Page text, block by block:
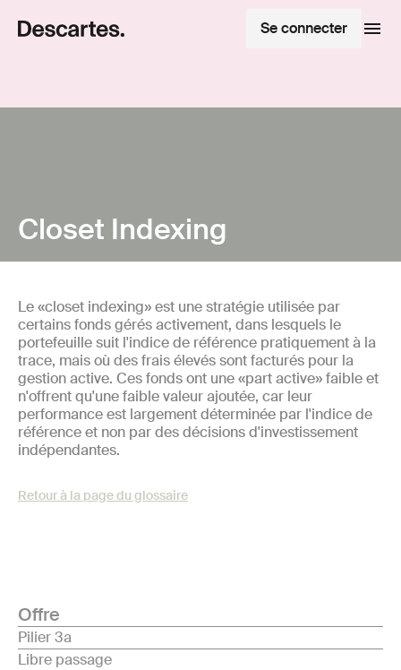
Se connecter
Closet Indexing
Le «closet indexing» est une stratégie utilisée par
certains fonds gérés activement, dans lesquels le
portefeuille suit l'indice de référence pratiquement à la
trace, mais où des frais élevés sont facturés pour la
gestion active. Ces fonds ont une «part active» faible et
n'offrent qu'une faible valeur ajoutée, car leur
performance est largement déterminée par l'indice de
référence et non par des décisions d'investissement
indépendantes.
Retour à la page du glossaire
Offre
Pilier 3a
Libre passage